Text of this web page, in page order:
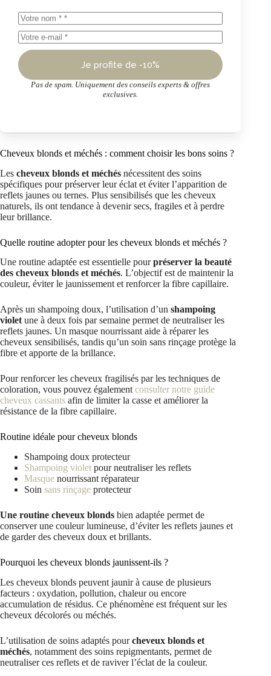
Je profite de -10%
Pas de spam. Uniquement des conseils experts & offres
exclusives.
Routine idéale pour cheveux blonds
Pourquoi les cheveux blonds jaunissent-ils ?
Notre recommandation pour cheveux colorés
Quel shampoing utiliser pour cheveux blonds ?
Comment enlever les reflets jaunes des cheveux
Cheveux blonds et méchés : comment choisir les bons soins ?
Les cheveux blonds et méchés nécessitent des soins
spécifiques pour préserver leur éclat et éviter l’apparition de
reflets jaunes ou ternes. Plus sensibilisés que les cheveux
naturels, ils ont tendance à devenir secs, fragiles et à perdre
leur brillance.
Quelle routine adopter pour les cheveux blonds et méchés ?
Une routine adaptée est essentielle pourpréserver la beauté
des cheveux blonds et méchés. L’objectif est de maintenir la
couleur, éviter le jaunissement et renforcer la fibre capillaire.
Après un shampoing doux, l’utilisation d’un shampoing
violet une à deux fois par semaine permet de neutraliser les
reflets jaunes. Un masque nourrissant aide à réparer les
cheveux sensibilisés, tandis qu’un soin sans rinçage protège la
fibre et apporte de la brillance.
Pour renforcer les cheveux fragilisés par les techniques de
coloration, vous pouvez également consulter notre guide
cheveux cassants afin de limiter la casse et améliorer la
résistance de la fibre capillaire.
Routine idéale pour cheveux blonds
Shampoing doux protecteur
Shampoing violet pour neutraliser les reflets
Masque nourrissant réparateur
Soin sans rinçage protecteur
Une routine cheveux blonds bien adaptée permet de
conserver une couleur lumineuse, d’éviter les reflets jaunes et
de garder des cheveux doux et brillants.
Pourquoi les cheveux blonds jaunissent-ils ?
Les cheveux blonds peuvent jaunir à cause de plusieurs
facteurs : oxydation, pollution, chaleur ou encore
accumulation de résidus. Ce phénomène est fréquent sur les
cheveux décolorés ou méchés.
L’utilisation de soins adaptés pourcheveux blonds et
méchés, notamment des soins repigmentants, permet de
neutraliser ces reflets et de raviver l’éclat de la couleur.